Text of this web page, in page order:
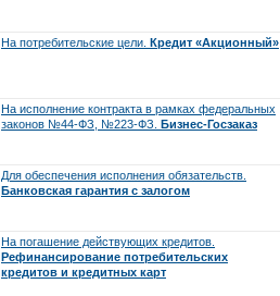
На потребительские цели. Кредит «Акционный»
На исполнение контракта в рамках федеральных
законов №44-ФЗ, №223-ФЗ. Бизнес-Госзаказ
Для обеспечения исполнения обязательств.
Банковская гарантия с залогом
На погашение действующих кредитов.
Рефинансирование потребительских
кредитов и кредитных карт